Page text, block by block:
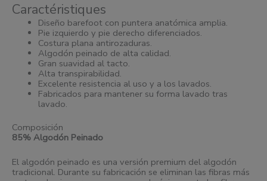
Caractéristiques
Diseño barefoot con puntera anatómica amplia.
Pie izquierdo y pie derecho diferenciados.
Costura plana antirozaduras.
Algodón peinado de alta calidad.
Gran suavidad al tacto.
Alta transpirabilidad.
Excelente resistencia al uso y a los lavados.
Fabricados para mantener su forma lavado tras
lavado.
Composición
85% Algodón Peinado
El algodón peinado es una versión premium del algodón
tradicional. Durante su fabricación se eliminan las fibras más